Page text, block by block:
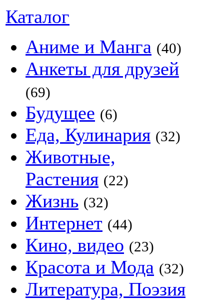
Каталог
Аниме и Манга (40)
Анкеты для друзей
(69)
Будущее (6)
Еда, Кулинария (32)
Животные,
Растения (22)
Жизнь (32)
Интернет (44)
Кино, видео (23)
Красота и Мода (32)
Литература, Поэзия